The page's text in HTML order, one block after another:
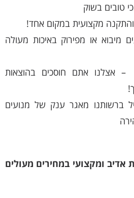
טובים בשוק
מקצועית במקום אחד!
מיבוא או מפירוק באיכות מעולה
– אצלנו אתם חוסכים בהוצאות
ברשותנו מאגר ענק של מנועים
ומקצועי במחירים מעולים